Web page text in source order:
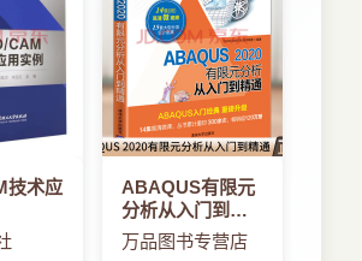
可用性 57
算技术 62
技术 64
技术 65
视化技术 68
算技术 70
在电力信息系统的应用 76
用场景描述 76
用场景判定标准 76
技术应
ABAQUS有限元
分析从入门到精
通CAD
万品图书专营店